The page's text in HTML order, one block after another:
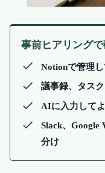
事前ヒアリング
Notionで管理
議事録、タス
AIに入力して
Slack、Google
分け